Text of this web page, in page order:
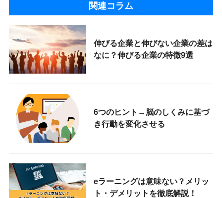
関連コラム
伸びる企業と伸びない企業の差は
なに？伸びる企業の特徴9選
6つのヒント→脳のしくみに基づ
き行動を変化させる
eラーニングは意味ない？メリッ
ト・デメリットを徹底解説！